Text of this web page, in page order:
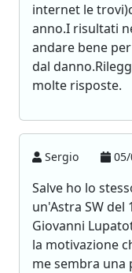
internet le
anno.I risultati
andare bene
dal
molte risposte.
Sergio 05/
Salve ho lo
un'Astra SW del
Giovanni
la motivazione
me sembra una